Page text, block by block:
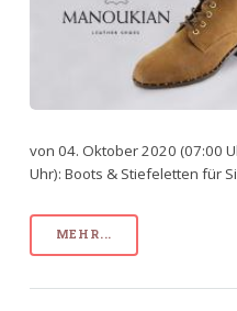
von 04. Oktober 2020 (07:00
Uhr): Boots & Stiefeletten für
MEHR...